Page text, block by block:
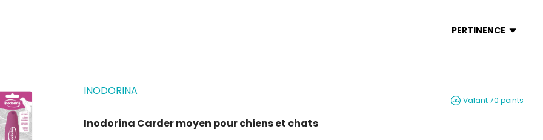
PERTINENCE
INODORINA
Valant 70 points
Inodorina Carder moyen pour chiens et chats